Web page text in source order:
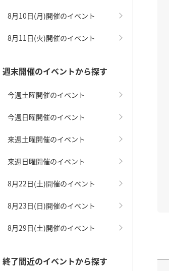
8月10日(月)開催のイベント
8月11日(火)開催のイベント
週末開催のイベントから探す
今週土曜開催のイベント
今週日曜開催のイベント
来週土曜開催のイベント
来週日曜開催のイベント
8月22日(土)開催のイベント
8月23日(日)開催のイベント
8月29日(土)開催のイベント
終了間近のイベントから探す